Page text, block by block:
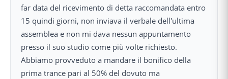
far data del ricevimento di detta raccomandata entro
15 quindi giorni, non inviava il verbale dell'ultima
assemblea e non mi dava nessun appuntamento
presso il suo studio come più volte richiesto.
Abbiamo provveduto a mandare il bonifico della
prima trance pari al 50% del dovuto ma